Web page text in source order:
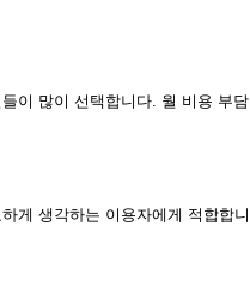
이 많이 선택합니다. 월 비용 부담
게 생각하는 이용자에게 적합합니